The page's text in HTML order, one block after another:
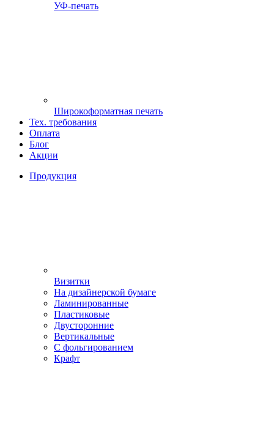
УФ-печать
Широкоформатная печать
Тех. требования
Оплата
Блог
Акции
Продукция
Визитки
На дизайнерской бумаге
Ламинированные
Пластиковые
Двусторонние
Вертикальные
С фольгированием
Крафт